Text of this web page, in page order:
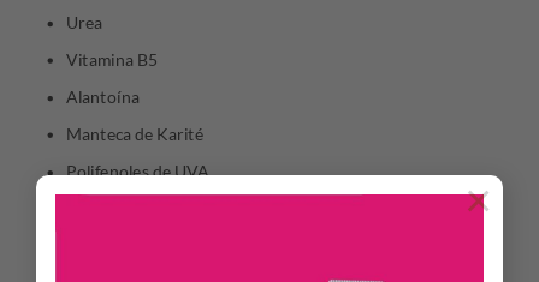
×
Urea
Vitamina B5
Alantoína
Manteca de Karité
Polifenoles de UVA